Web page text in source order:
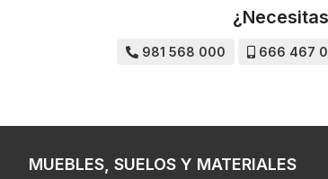
981 568 000 666 467
MUEBLES, SUELOS Y MATERIALES